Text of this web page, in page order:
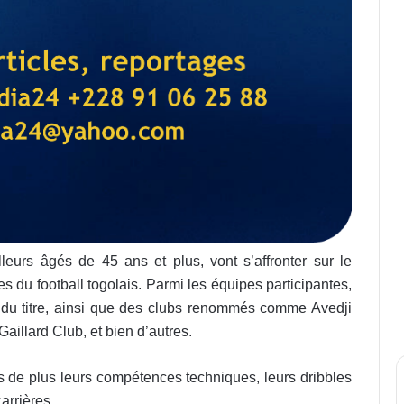
âgés de 45 ans et plus, vont s’affronter sur le
du football togolais. Parmi les équipes participantes,
titre, ainsi que des clubs renommés comme Avedji
Club, et bien d’autres.
plus leurs compétences techniques, leurs dribbles